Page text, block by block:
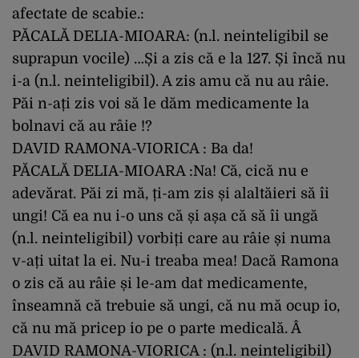
afectate de scabie.:
PĂCALĂ DELIA-MIOARA: (n.l. neinteligibil se
suprapun vocile) …Și a zis că e la 127. Și încă nu
i-a (n.l. neinteligibil). A zis amu că nu au râie.
Păi n-ați zis voi să le dăm medicamente la
bolnavi că au râie !?
DAVID RAMONA-VIORICA : Ba da!
PĂCALĂ DELIA-MIOARA :Na! Că, cică nu e
adevărat. Păi zi mă, ți-am zis și alaltăieri să îi
ungi! Că ea nu i-o uns că și așa că să îi ungă
(n.l. neinteligibil) vorbiți care au râie și numa
v-ați uitat la ei. Nu-i treaba mea! Dacă Ramona
o zis că au râie și le-am dat medicamente,
înseamnă că trebuie să ungi, că nu mă ocup io,
că nu mă pricep io pe o parte medicală. Â
DAVID RAMONA-VIORICA : (n.l. neinteligibil)